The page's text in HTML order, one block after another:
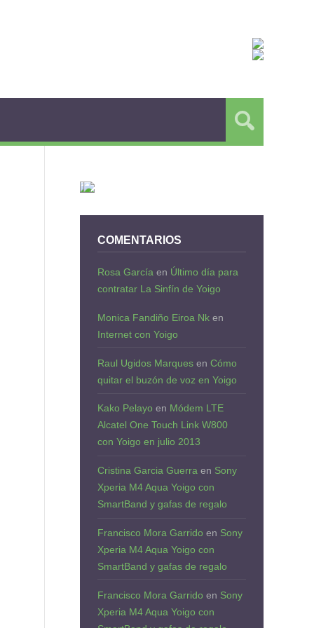
COMENTARIOS
Rosa García en Último día para
contratar La Sinfín de Yoigo
Monica Fandiño Eiroa Nk en
Internet con Yoigo
Raul Ugidos Marques en Cómo
quitar el buzón de voz en Yoigo
Kako Pelayo en Módem LTE
Alcatel One Touch Link W800
con Yoigo en julio 2013
Cristina Garcia Guerra en Sony
Xperia M4 Aqua Yoigo con
SmartBand y gafas de regalo
Francisco Mora Garrido en Sony
Xperia M4 Aqua Yoigo con
SmartBand y gafas de regalo
Francisco Mora Garrido en Sony
Xperia M4 Aqua Yoigo con